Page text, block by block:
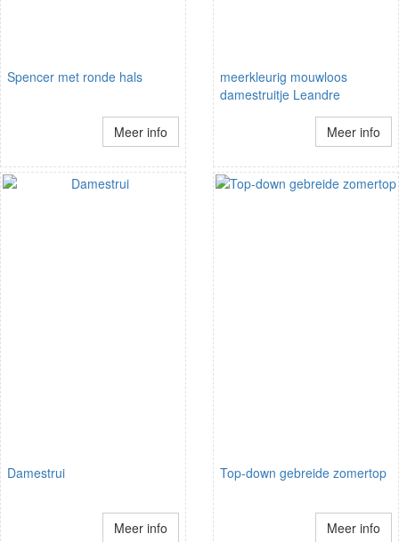
Spencer met ronde hals
Meer info
meerkleurig mouwloos
damestruitje Leandre
Meer info
Damestrui
Meer info
Top-down gebreide zomertop
Meer info